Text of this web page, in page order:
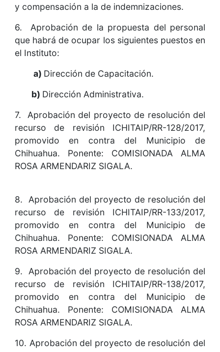
y compensación a la de indemnizaciones.
6. Aprobación de la propuesta del personal
que habrá de ocupar los siguientes puestos en
el Instituto:
a) Dirección de Capacitación.
b) Dirección Administrativa.
7. Aprobación del proyecto de resolución del
recurso de revisión ICHITAIP/RR-128/2017,
promovido en contra del Municipio de
Chihuahua. Ponente: COMISIONADA ALMA
ROSA ARMENDARIZ SIGALA.
8. Aprobación del proyecto de resolución del
recurso de revisión ICHITAIP/RR-133/2017,
promovido en contra del Municipio de
Chihuahua. Ponente: COMISIONADA ALMA
ROSA ARMENDARIZ SIGALA.
9. Aprobación del proyecto de resolución del
recurso de revisión ICHITAIP/RR-138/2017,
promovido en contra del Municipio de
Chihuahua. Ponente: COMISIONADA ALMA
ROSA ARMENDARIZ SIGALA.
10. Aprobación del proyecto de resolución del